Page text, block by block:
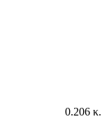
0.206 κ.